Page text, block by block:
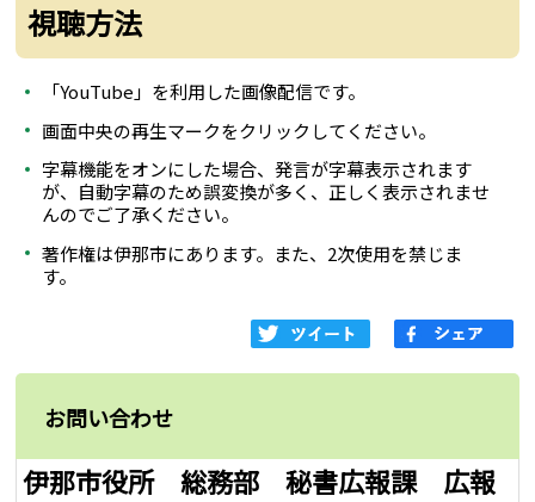
視聴方法
「YouTube」を利用した画像配信です。
画面中央の再生マークをクリックしてください。
字幕機能をオンにした場合、発言が字幕表示されます
が、自動字幕のため誤変換が多く、正しく表示されませ
んのでご了承ください。
著作権は伊那市にあります。また、2次使用を禁じま
す。
お問い合わせ
伊那市役所 総務部 秘書広報課 広報